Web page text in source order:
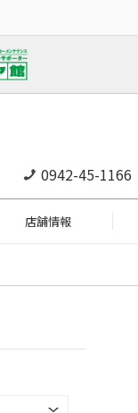
0942-45-1166
店舗情報